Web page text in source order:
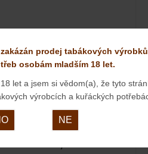
patří již ke stálicím v
prodej tabákových
osobám mladším 18 let.
let a jsem si vědom(a), že tyto
výrobcích a kuřáckých
NE